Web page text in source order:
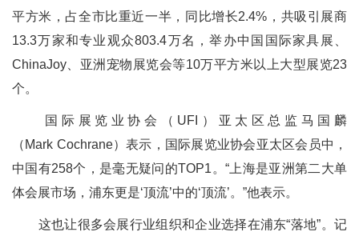
平方米，占全市比重近一半，同比增长2.4%，共吸引展商
13.3万家和专业观众803.4万名，举办中国国际家具展、
ChinaJoy、亚洲宠物展览会等10万平方米以上大型展览23
个。
国际展览业协会（UFI）亚太区总监马国麟
（Mark Cochrane）表示，国际展览业协会亚太区会员中，
中国有258个，是毫无疑问的TOP1。“上海是亚洲第二大单
体会展市场，浦东更是‘顶流’中的‘顶流’。”他表示。
这也让很多会展行业组织和企业选择在浦东“落地”。记